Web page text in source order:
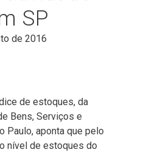
SP
de 2016
de estoques, da
Bens, Serviços e
Paulo, aponta que pelo
nível de estoques do